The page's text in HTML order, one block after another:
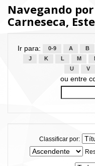
Navegando
Carneseca,
Ir para: 0-9 A B
J
K L M
U
V
ou entre
Classificar por: